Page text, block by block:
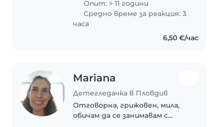
3 годишна възраст Била съм
приемен подител.на 4 бебета
до тяхното усиновавяне
Опит: > 11 години
Средно време за реакция: 3
часа
6,50 €/час
Mariana
Детегледачка в Пловдив
Отговорна, грижовен, мила,
обичам да се занимавам с